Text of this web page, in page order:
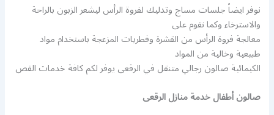
نوفر ايضاً جلسات مساج وتدليك لفروة الرأس ليشعر الزبون بالراحة
والاسترخاء وكما نقوم على
معالجة فروة الرأس من القشرة وفطريات المزعجة باستخدام مواد
طبيعية وخالية من المواد
الكيمائية صالون رجالي متنقل في الرقعى يوفر لكم كافة خدمات القص
صالون أطفال خدمة منازل الرقعى